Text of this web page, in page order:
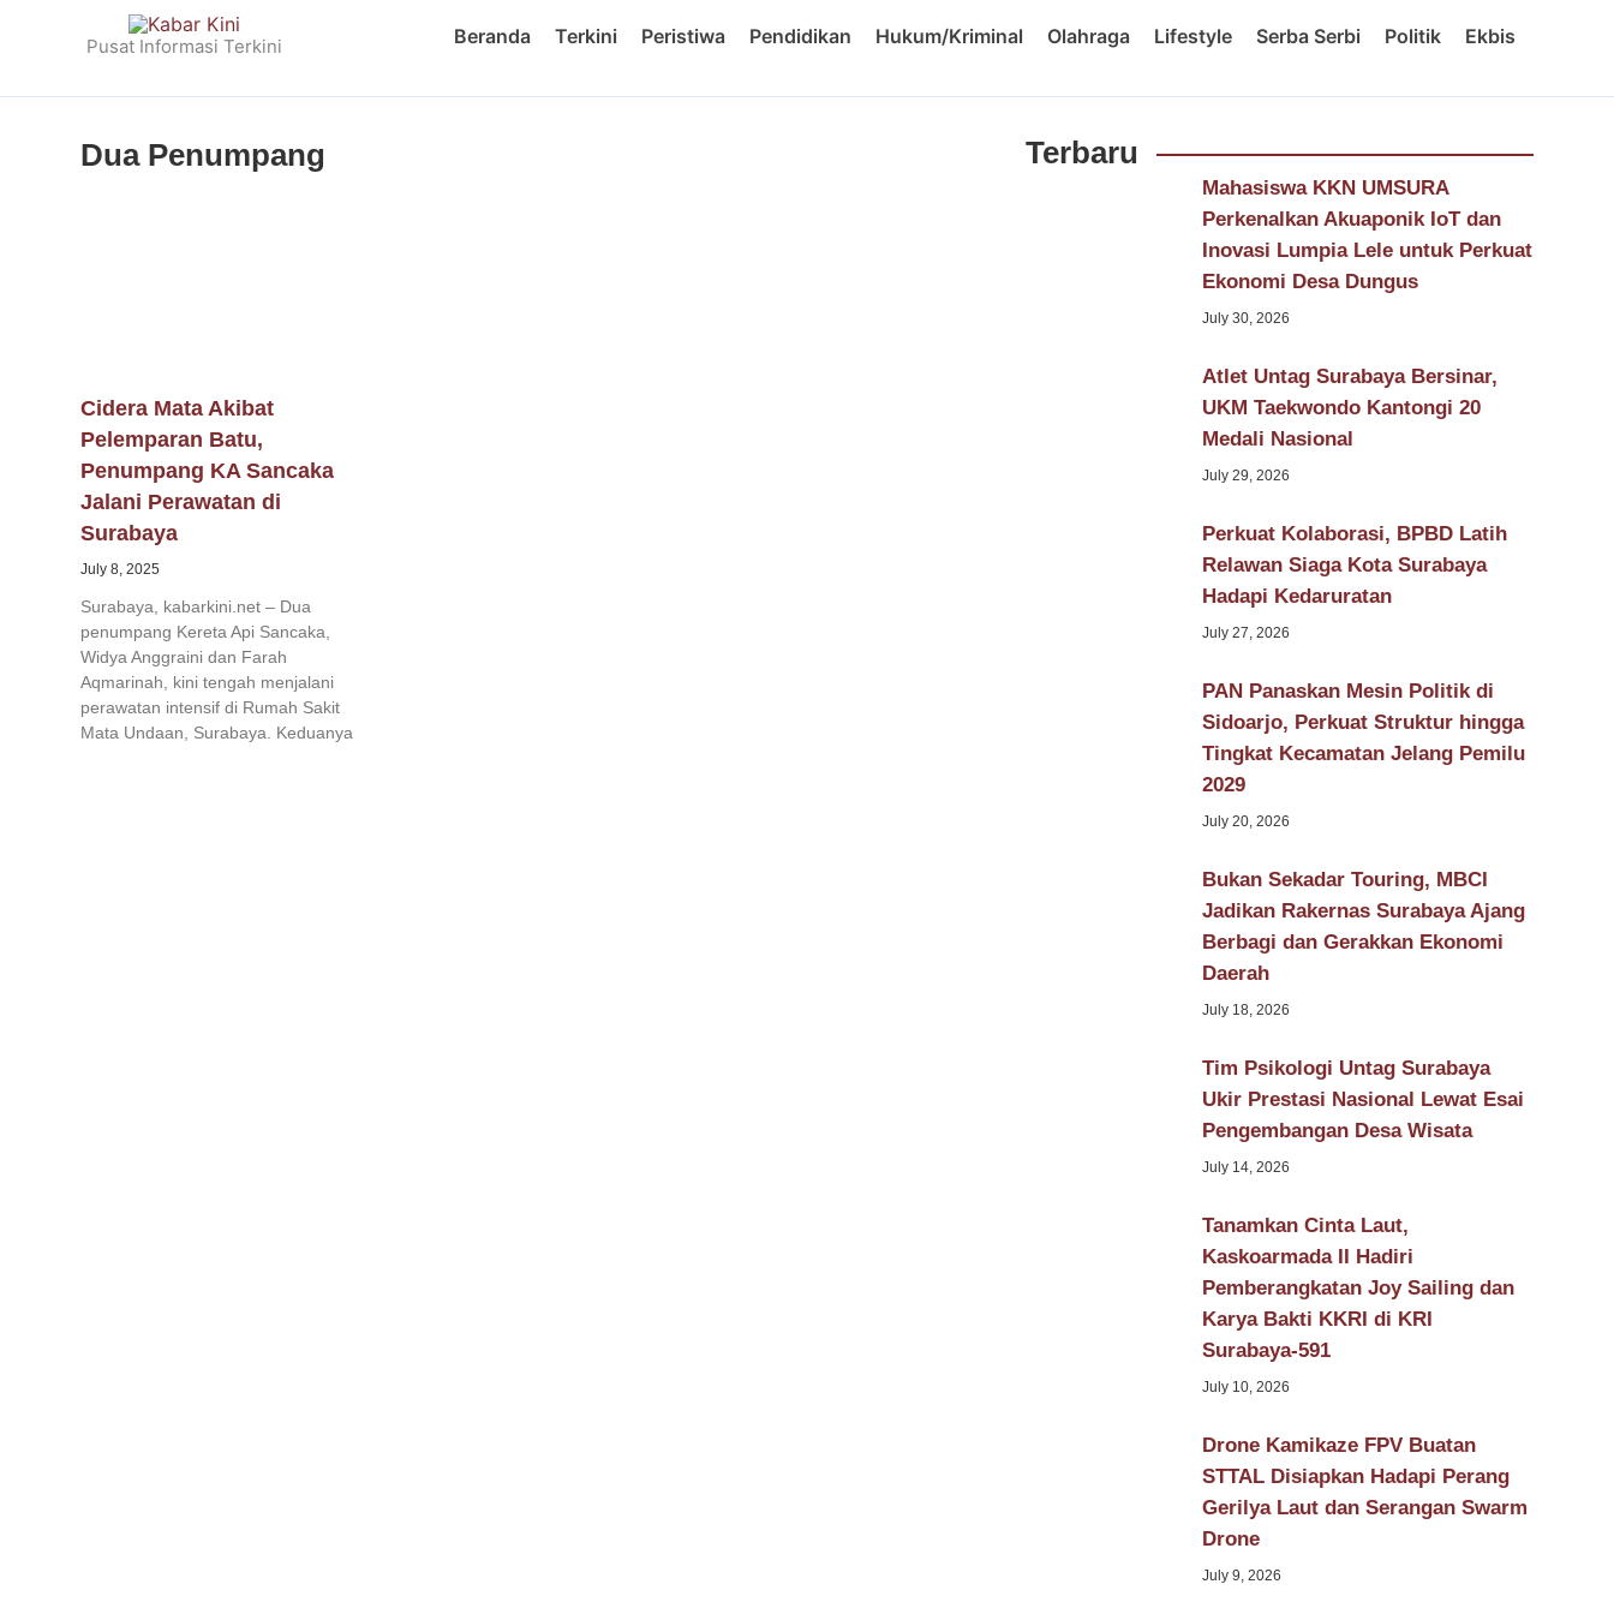
Pusat Informasi Terkini Beranda Terkini Peristiwa Pendidikan Hukum/Kriminal Olahraga Lifestyle Serba Serbi Politik Ekbis
Dua Penumpang
Cidera Mata Akibat
Pelemparan Batu,
Penumpang KA Sancaka
Jalani Perawatan di
Surabaya
July 8, 2025
Surabaya, kabarkini.net – Dua
penumpang Kereta Api Sancaka,
Widya Anggraini dan Farah
Aqmarinah, kini tengah menjalani
perawatan intensif di Rumah Sakit
Mata Undaan, Surabaya. Keduanya
Terbaru
Mahasiswa KKN UMSURA
Perkenalkan Akuaponik IoT dan
Inovasi Lumpia Lele untuk Perkuat
Ekonomi Desa Dungus
July 30, 2026
Atlet Untag Surabaya Bersinar,
UKM Taekwondo Kantongi 20
Medali Nasional
July 29, 2026
Perkuat Kolaborasi, BPBD Latih
Relawan Siaga Kota Surabaya
Hadapi Kedaruratan
July 27, 2026
PAN Panaskan Mesin Politik di
Sidoarjo, Perkuat Struktur hingga
Tingkat Kecamatan Jelang Pemilu
2029
July 20, 2026
Bukan Sekadar Touring, MBCI
Jadikan Rakernas Surabaya Ajang
Berbagi dan Gerakkan Ekonomi
Daerah
July 18, 2026
Tim Psikologi Untag Surabaya
Ukir Prestasi Nasional Lewat Esai
Pengembangan Desa Wisata
July 14, 2026
Tanamkan Cinta Laut,
Kaskoarmada II Hadiri
Pemberangkatan Joy Sailing dan
Karya Bakti KKRI di KRI
Surabaya-591
July 10, 2026
Drone Kamikaze FPV Buatan
STTAL Disiapkan Hadapi Perang
Gerilya Laut dan Serangan Swarm
Drone
July 9, 2026